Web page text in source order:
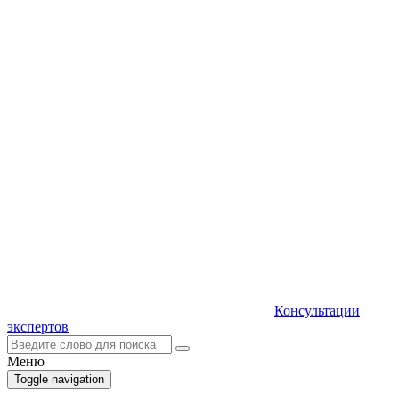
Консультации
экспертов
Меню
Toggle navigation